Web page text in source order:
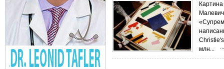
млн...